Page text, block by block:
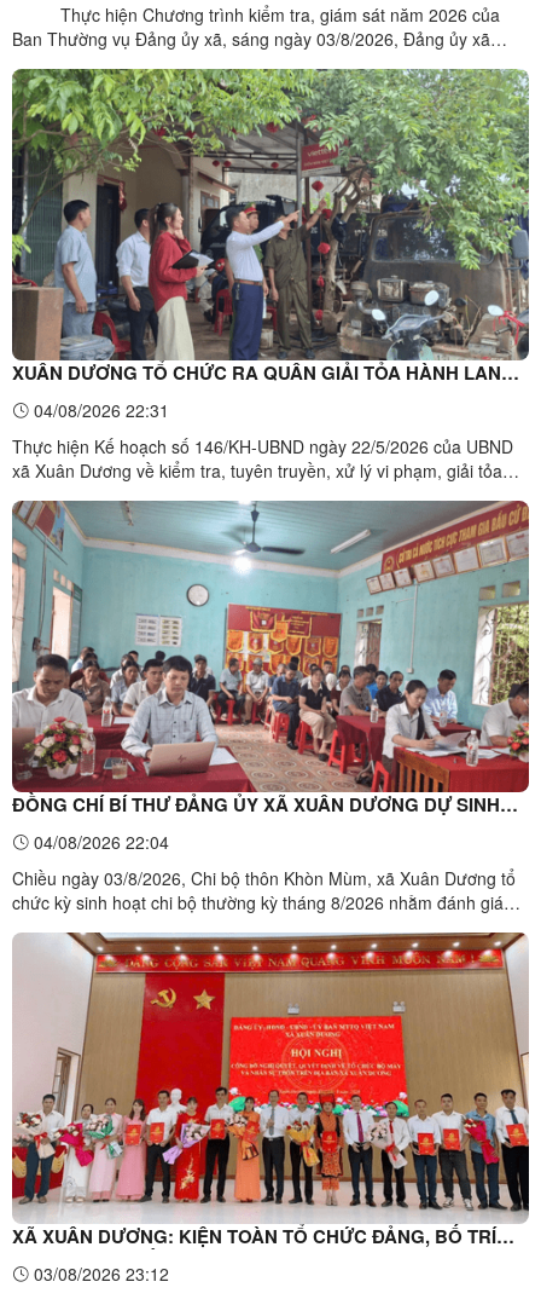
Thực hiện Chương trình kiểm tra, giám sát năm 2026 của
Ban Thường vụ Đảng ủy xã, sáng ngày 03/8/2026, Đảng ủy xã
Ban Thường vụ Đảng ủy đối với các chi bộ trường học trên địa bàn
xã. Hội nghị nhằm công bố Quyết định số ...
XUÂN DƯƠNG TỔ CHỨC RA QUÂN GIẢI TỎA HÀNH LANG
AN TOÀN GIAO THÔNG, LẬP LẠI TRẬT TỰ AN TOÀN GIAO
THÔNG
04/08/2026 22:31
Thực hiện Kế hoạch số 146/KH-UBND ngày 22/5/2026 của UBND
xã Xuân Dương về kiểm tra, tuyên truyền, xử lý vi phạm, giải tỏa
địa bàn xã năm 2026, ngày 04/8/2026, UBND xã Xuân Dương đã tổ
chức ra quân giải tỏa hành lang an toàn giao ...
ĐỒNG CHÍ BÍ THƯ ĐẢNG ỦY XÃ XUÂN DƯƠNG DỰ SINH
HOẠT CHI BỘ THƯỜNG KỲ THÁNG 8 TẠI THÔN KHÒN MÙM
04/08/2026 22:04
Chiều ngày 03/8/2026, Chi bộ thôn Khòn Mùm, xã Xuân Dương tổ
chức kỳ sinh hoạt chi bộ thường kỳ tháng 8/2026 nhằm đánh giá
và thông qua nhiều nội dung quan trọng về công tác tổ chức, phát
triển kinh tế - xã hội địa phương. Đồng ...
XÃ XUÂN DƯƠNG: KIỆN TOÀN TỔ CHỨC ĐẢNG, BỐ TRÍ
CÁN BỘ SAU SẮP XẾP, SÁP NHẬP THÔN
03/08/2026 23:12